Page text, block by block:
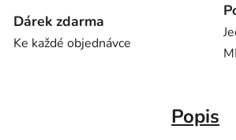
Dárek zdarma
Ke každé objednávce
Popis